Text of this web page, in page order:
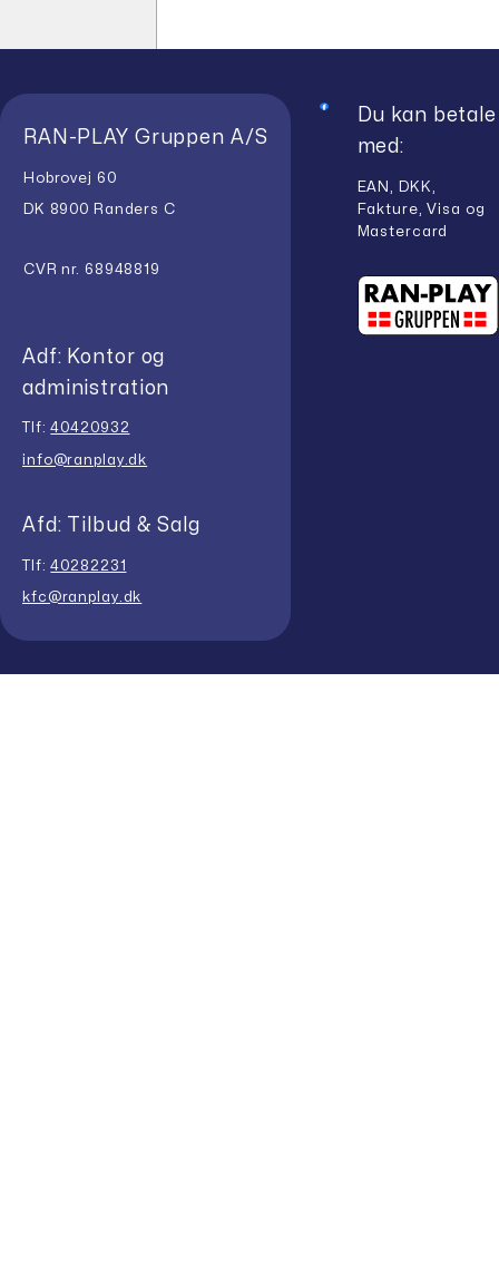
RAN-PLAY Gruppen A/S
Hobrovej 60
DK 8900 Randers C
CVR nr. 68948819
Adf: Kontor og
administration
Tlf:40420932
info@ranplay.dk
Afd: Tilbud & Salg
Tlf:40282231
kfc@ranplay.dk
Du kan betale
med:
EAN, DKK,
Fakture, Visa og
Mastercard